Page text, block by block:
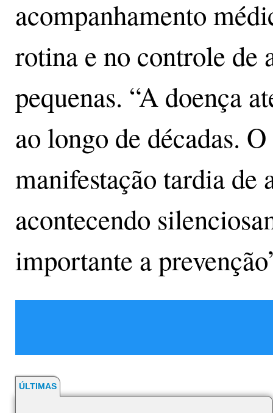
acompanhamento
rotina e no controle de
pequenas. “A doença
ao longo de décadas.
manifestação tardia de
acontecendo
importante a
ÚLTIMAS